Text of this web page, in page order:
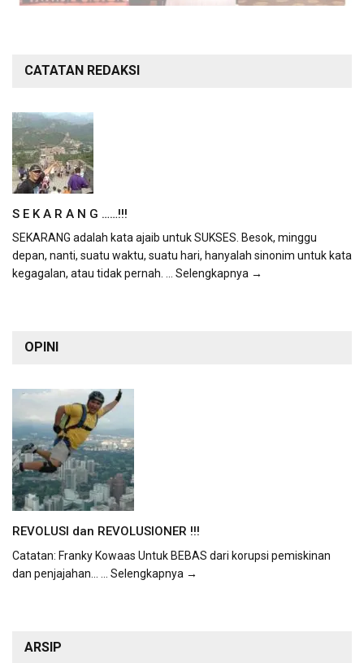
CATATAN REDAKSI
S E K A R A N G ……!!!
SEKARANG adalah kata ajaib untuk SUKSES. Besok, minggu
depan, nanti, suatu waktu, suatu hari, hanyalah sinonim untuk kata
kegagalan, atau tidak pernah. ... Selengkapnya →
OPINI
REVOLUSI dan REVOLUSIONER !!!
Catatan: Franky Kowaas Untuk BEBAS dari korupsi pemiskinan
dan penjajahan...
... Selengkapnya →
ARSIP